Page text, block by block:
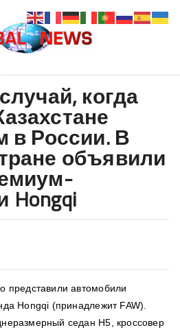
когда
в России. В
объявили
Hongqi
представили автомобили
Hongqi (принадлежит FAW).
седан H5, кроссовер